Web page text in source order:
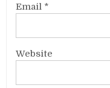
Email *
Website